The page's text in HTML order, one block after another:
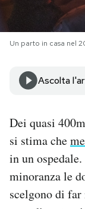
I MIEI
CALENDARIO
AREA
Area
Newsletter
Un parto in casa nel
Ascolta
Dei quasi
si stima che
in un
minoranza le
scelgono di